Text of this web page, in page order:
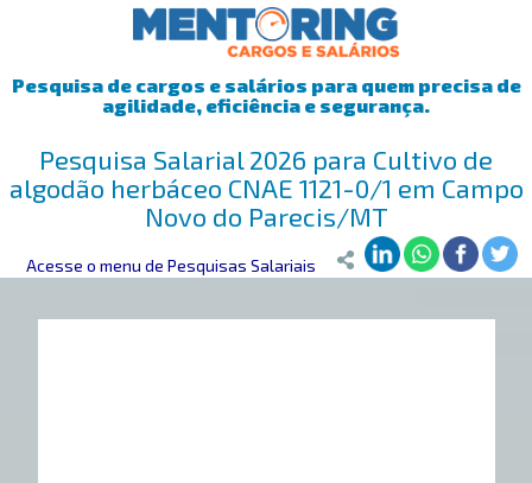
Pesquisa de cargos e salários para quem precisa de
agilidade, eficiência e segurança.
Pesquisa Salarial 2026 para Cultivo de
algodão herbáceo CNAE 1121-0/1 em Campo
Novo do Parecis/MT
Mentoring>Pesquisa Salarial>Campo Novo do Parecis/MT>
Acesse o menu de Pesquisas Salariais